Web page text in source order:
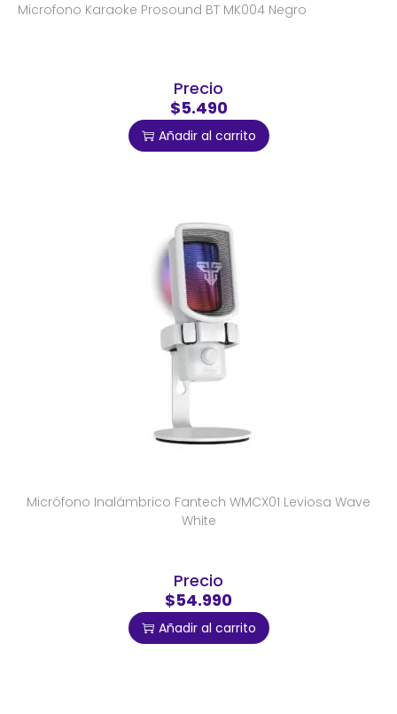
Microfono Karaoke Prosound BT MK004 Negro
Precio
$5.490
Añadir al carrito
Micrófono Inalámbrico Fantech WMCX01 Leviosa Wave
White
Precio
$54.990
Añadir al carrito